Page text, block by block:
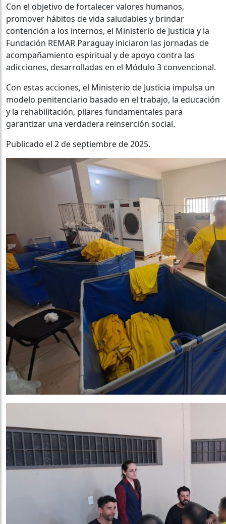
Con el objetivo de fortalecer valores humanos,
promover hábitos de vida saludables y brindar
contención a los internos, el Ministerio de Justicia y la
Fundación REMAR Paraguay iniciaron las jornadas de
acompañamiento espiritual y de apoyo contra las
adicciones, desarrolladas en el Módulo 3 convencional.
Con estas acciones, el Ministerio de Justicia impulsa un
modelo penitenciario basado en el trabajo, la educación
y la rehabilitación, pilares fundamentales para
garantizar una verdadera reinserción social.
Publicado el 2 de septiembre de 2025.